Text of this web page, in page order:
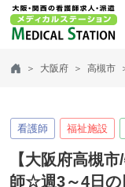
大阪府 高槻市
看護師 福祉施設
【大阪府高槻
師☆週3～4日の